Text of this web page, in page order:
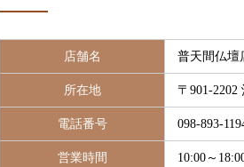
店舗名 普天間仏壇
所在地 〒901-
電話番号 098-893-
営業時間 10:00～